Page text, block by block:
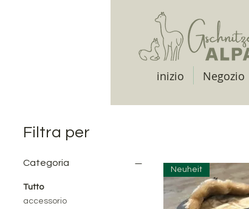
inizio Negozio
Filtra per
Categoria
Tutto
accessorio
Neuheit